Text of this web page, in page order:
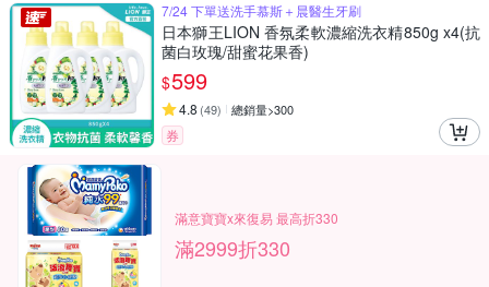
7/24 下單送洗手慕斯＋晨醫生牙刷
日本獅王LION 香氛柔軟濃縮洗衣精850g x4(抗
菌白玫瑰/甜蜜花果香)
$599
4.8 (49) 總銷量>300
券
滿意寶寶x來復易 最高折330
滿2999折330